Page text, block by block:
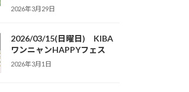
2026年3月29日
2026/03/15(日曜日) KIBA
ワンニャンHAPPYフェス
2026年3月1日